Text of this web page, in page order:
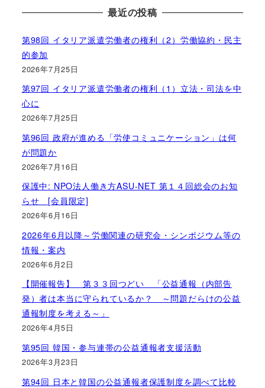
最近の投稿
第98回 イタリア派遣労働者の権利（2）労働協約・民主
的参加
2026年7月25日
第97回 イタリア派遣労働者の権利（1）立法・司法を中
心に
2026年7月25日
第96回 政府が進める「労使コミュニケーション」は何
が問題か
2026年7月16日
保護中: NPO法人働き方ASU-NET 第１４回総会のお知
らせ [会員限定]
2026年6月16日
2026年6月以降～労働関連の研究会・シンポジウム等の
情報・案内
2026年6月2日
【開催報告】 第３３回つどい 「公益通報（内部告
発）者は本当に守られているか？ ～問題だらけの公益
通報制度を考える～」
2026年4月5日
第95回 韓国・参与連帯の公益通報者支援活動
2026年3月23日
第94回 日本と韓国の公益通報者保護制度を調べて比較